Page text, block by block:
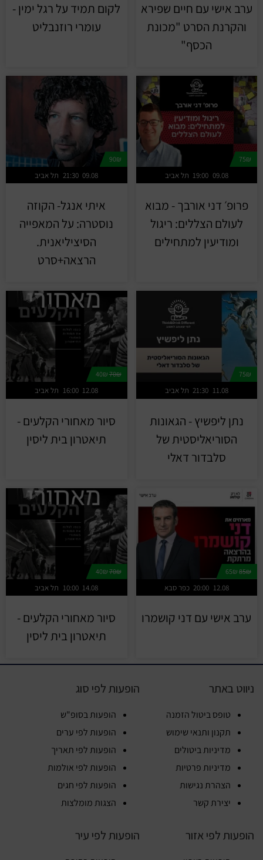
ערב אישי עם חיים שפירא
והקרנת הסרט "מכונת
הכסף"
לקום תמיד על רגל ימין -
עומרי רוזנבליט
75₪
תל אביב 19:00 09.08
פרופ׳ דני אורבך - מבוא
לעולם הצללים: ריגול
ומודיעין למתחילים
90₪
תל אביב 21:30 09.08
איתי אנגל- הקוזה
נוסטרה: על המאפייה
הסיציליאנית.
הרצאה+סרט
75₪
תל אביב 21:30 11.08
נתן ליפשיץ - הגאונות
הסוריאליסטית של
סלבדור דאלי
70₪
40₪
תל אביב 16:00 12.08
סיור מאחורי הקלעים -
תיאטרון בית ליסין
85₪
כפר סבא 20:00 12.08
ערב אישי עם דני קושמרו
70₪
40₪
תל אביב 10:00 14.08
סיור מאחורי הקלעים -
תיאטרון בית ליסין
ניווט באתר
טופס ביטול הזמנה
תקנון ותנאי שימוש
מדיניות ביטולים
מדיניות פרטיות
הצהרת נגישות
יצירת קשר
הופעות לפי סוג
הופעות בסופ"ש
הופעות לפי ערים
הופעות לפי תאריך
הופעות לפי אולמות
הופעות לפי חגים
הצגות מומלצות
הופעות לפי אזור הופעות לפי עיר